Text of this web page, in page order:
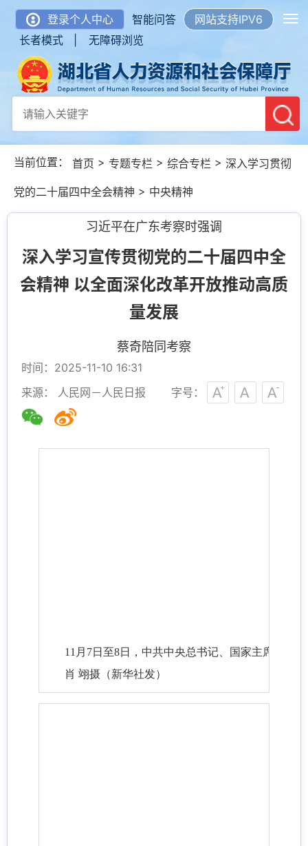
登录个人中心 智能问答
网站支持IPV6
长者模式 |
无障碍浏览
当前位置： 首页 > 专题专栏 > 综合专栏 > 深入学习贯彻
党的二十届四中全会精神 > 中央精神
习近平在广东考察时强调
深入学习宣传贯彻党的二十届四中全
会精神 以全面深化改革开放推动高质
量发展
蔡奇陪同考察
时间：2025-11-10 16:31
来源： 人民网－人民日报
字号：
11月7日至8日，中共中央总书记、国家主席、中
肖 翊摄（新华社发）